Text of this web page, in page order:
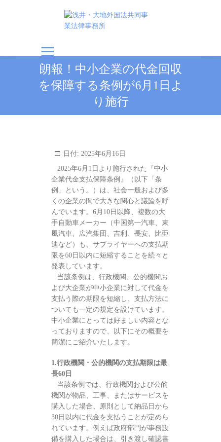
浅井・大地外国法共
同事業法律事務所
朗報！中小企業の代金回収
を保障する条例が6月1日よ
り施行
日付: 2025年6月16日
2025年6月1日より施行された『中小
企業代金支払保障条例』（以下「条
例」という。）は、社会一般および多
くの企業の間で大きな関心と議論を呼
んでいます。6月10日以降、複数の大
手自動車メーカー（中国第一汽車、東
風汽車、広汽集団、吉利、長安、比亜
迪など）も、サプライヤーへの支払期
限を60日以内に短縮することを続々と
発表しています。
当該条例は、行政機関、公的機関お
よび大企業が中小企業に対して代金を
支払う際の期限を短縮し、支払方法に
ついても一定の規定を設けています。
中小企業にとっては好ましい内容とな
っておりますので、以下にその概要を
簡潔にご紹介いたします。
1.行政機関・公的機関の支払期限は最
長60日
当該条例では、行政機関および公的
機関が物品、工事、またはサービスを
購入した場合、原則として納品日から
30日以内に代金を支払うことが定めら
れています。例えば政府部門が事務設
備を購入した場合は、引き渡し確認書